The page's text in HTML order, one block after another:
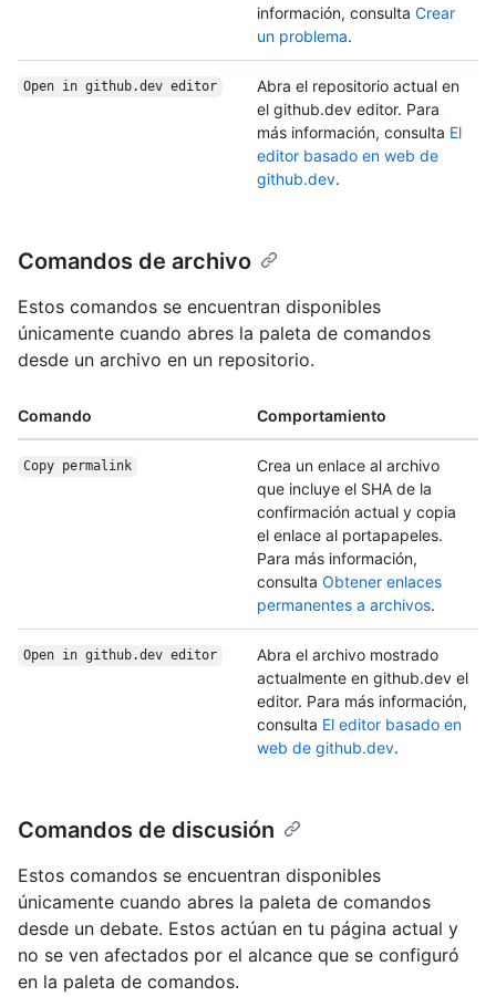
información, consulta Crear
un problema.
Open in github.dev editor
Abra el repositorio actual en
el github.dev editor. Para
más información, consulta El
editor basado en web de
github.dev.
Comandos de archivo
Estos comandos se encuentran disponibles
únicamente cuando abres la paleta de comandos
desde un archivo en un repositorio.
Comando Comportamiento
Copy permalink
Crea un enlace al archivo
que incluye el SHA de la
confirmación actual y copia
el enlace al portapapeles.
Para más información,
consulta Obtener enlaces
permanentes a archivos.
Open in github.dev editor
Abra el archivo mostrado
actualmente en github.dev el
editor. Para más información,
consulta El editor basado en
web de github.dev.
Comandos de discusión
Estos comandos se encuentran disponibles
únicamente cuando abres la paleta de comandos
desde un debate. Estos actúan en tu página actual y
no se ven afectados por el alcance que se configuró
en la paleta de comandos.